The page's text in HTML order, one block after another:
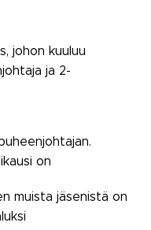
johon kuuluu
ja 2-
on
muista jäsenistä on